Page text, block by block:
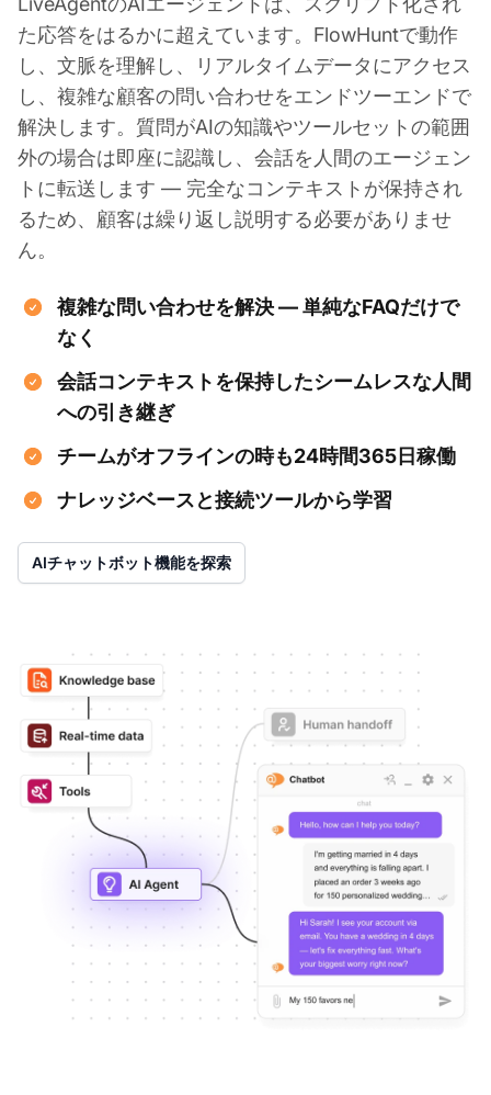
た応答をはるかに超えています。FlowHuntで動作
し、文脈を理解し、リアルタイムデータにアクセス
し、複雑な顧客の問い合わせをエンドツーエンドで
解決します。質問がAIの知識やツールセットの範囲
外の場合は即座に認識し、会話を人間のエージェン
トに転送します — 完全なコンテキストが保持され
るため、顧客は繰り返し説明する必要がありませ
ん。
複雑な問い合わせを解決 — 単純なFAQだけで
なく
会話コンテキストを保持したシームレスな人間
への引き継ぎ
チームがオフラインの時も24時間365日稼働
ナレッジベースと接続ツールから学習
AIチャットボット機能を探索